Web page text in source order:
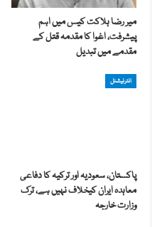
میر رضا ہلاکت کیس میں اہم
پیشرفت، اغوا کا مقدمہ قتل کے
مقدمے میں تبدیل
انٹرنیشنل
پاکستان، سعودیہ اور ترکیہ کا دفاعی
معاہدہ ایران کیخلاف نہیں ہے، ترک
وزارت خارجہ